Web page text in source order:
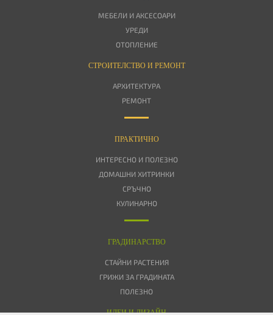
МЕБЕЛИ И АКСЕСОАРИ
УРЕДИ
ОТОПЛЕНИЕ
СТРОИТЕЛСТВО И РЕМОНТ
АРХИТЕКТУРА
РЕМОНТ
ПРАКТИЧНО
ИНТЕРЕСНО И ПОЛЕЗНО
ДОМАШНИ ХИТРИНКИ
СРЪЧНО
КУЛИНАРНО
ГРАДИНАРСТВО
СТАЙНИ РАСТЕНИЯ
ГРИЖИ ЗА ГРАДИНАТА
ПОЛЕЗНО
ИДЕИ И ДИЗАЙН